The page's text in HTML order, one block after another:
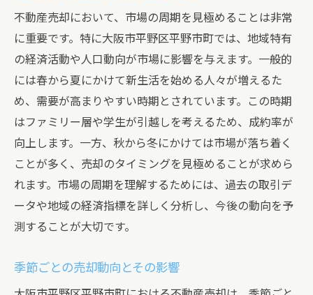
不動産売却において、市場の周期を見極めることは非常
に重要です。特に大阪市平野区平野市町では、地域特有
の経済活動や人口動向が市場に影響を与えます。一般的
には春から夏にかけて新生活を始める人々が増えるた
め、需要が高まりやすい時期とされています。この時期
はファミリー層や学生が引越しを考えるため、成約率が
向上します。一方、秋から冬にかけては市場が落ち着く
ことが多く、売却のタイミングを見極めることが求めら
れます。市場の周期を理解するためには、過去の取引デ
ータや地域の経済指標を詳しく分析し、今後の動向を予
測することが大切です。
季節ごとの売却動向とその影響